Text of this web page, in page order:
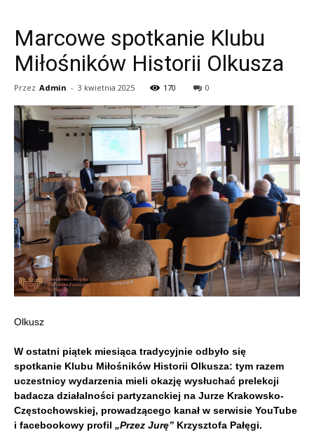
Marcowe spotkanie Klubu
Miłośników Historii Olkusza
Przez Admin - 3 kwietnia 2025 170 0
Olkusz
W ostatni piątek miesiąca tradycyjnie odbyło się
spotkanie Klubu Miłośników Historii Olkusza: tym razem
uczestnicy wydarzenia mieli okazję wysłuchać prelekcji
badacza działalności partyzanckiej na Jurze Krakowsko-
Częstochowskiej, prowadzącego kanał w serwisie YouTube
i facebookowy profil „Przez Jurę” Krzysztofa Pałęgi.